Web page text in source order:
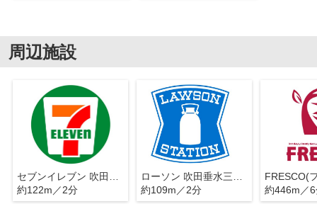
周辺施設
約122m／2分
約109m／2分
約446m／